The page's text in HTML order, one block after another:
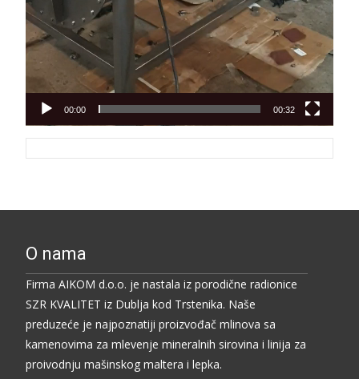
00:00 00:32
O nama
Firma AIKOM d.o.o. je nastala iz porodične radionice
SZR KVALITET iz Dublja kod Trstenika. Naše
preduzeće je najpoznatiji proizvođač mlinova sa
kamenovima za mlevenje mineralnih sirovina i linija za
proivodnju mašinskog maltera i lepka.